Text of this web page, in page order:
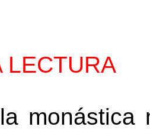
LECTURA
monástica